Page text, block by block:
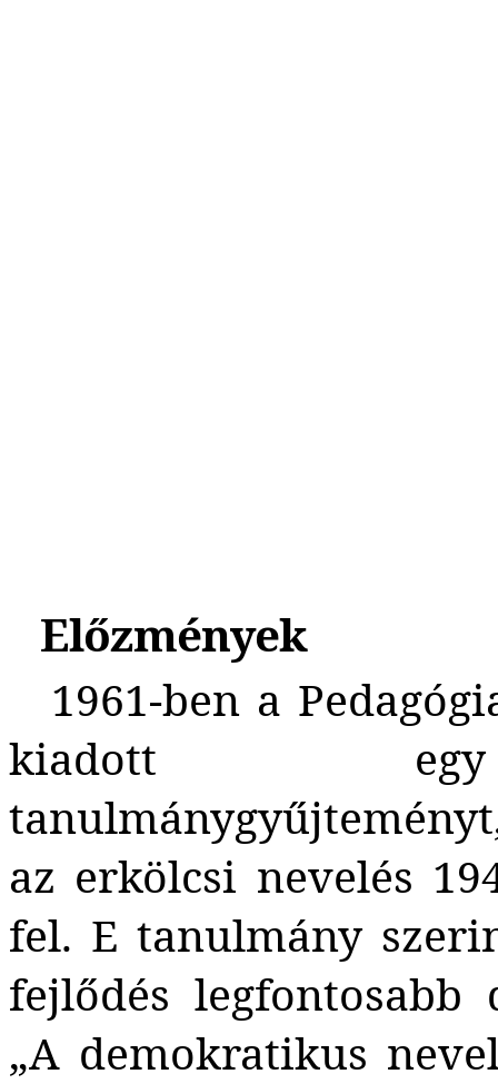
Előzmények
1961-ben a
kiadott egy
az erkölcsi nevelés
fel. E tanulmány
fejlődés
„A demokratikus